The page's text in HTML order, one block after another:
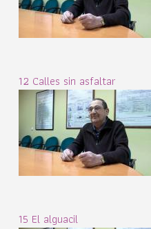
12 Calles sin asfaltar
15 El alguacil